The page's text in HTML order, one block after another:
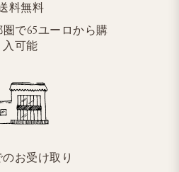
料無料
で65ユーロから購
入可能
のお受け取り